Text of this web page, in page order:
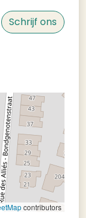
Schrijf ons
contributors